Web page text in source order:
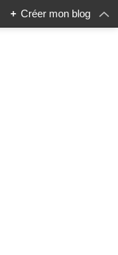
+ Créer mon blog